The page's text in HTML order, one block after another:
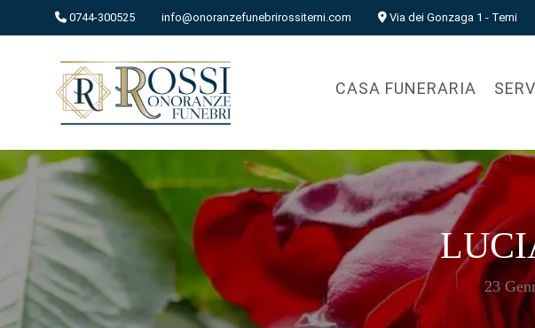
0744-300525 info@onoranzefunebrirossiterni.com Via dei Gonzaga 1 - Terni
CASA FUNERARIA
23